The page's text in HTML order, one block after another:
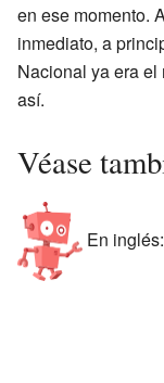
en ese momento.
inmediato, a
Nacional ya era
así.
Véase
En inglés: